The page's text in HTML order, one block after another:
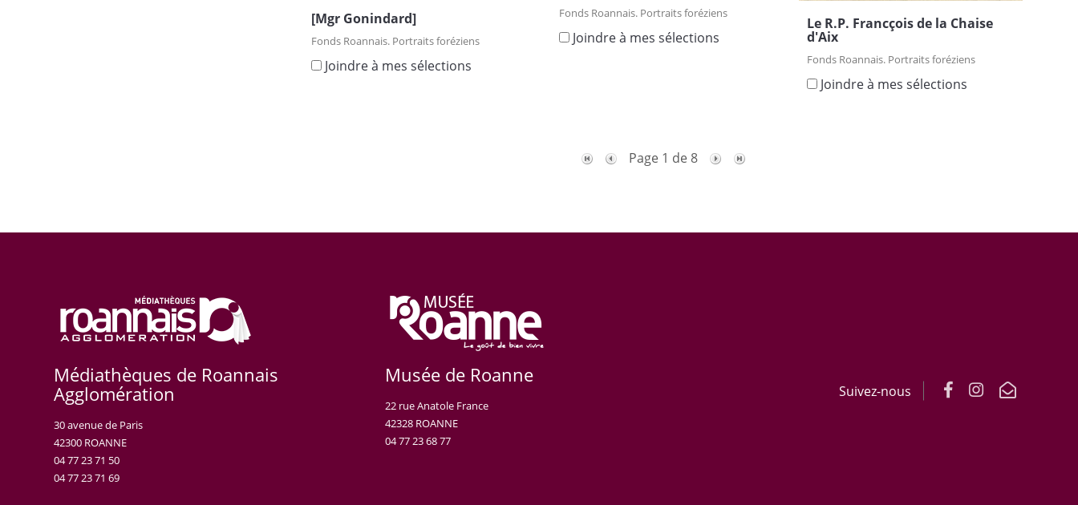
[Mgr Gonindard]
Fonds Roannais. Portraits foréziens
Joindre à mes sélections
Fonds Roannais. Portraits foréziens
Joindre à mes sélections
Le R.P. Francçois de la Chaise
d'Aix
Fonds Roannais. Portraits foréziens
Joindre à mes sélections
Page 1 de 8
Médiathèques de Roannais
Agglomération
30 avenue de Paris
42300 ROANNE
04 77 23 71 50
04 77 23 71 69
Musée de Roanne
22 rue Anatole France
42328 ROANNE
04 77 23 68 77
Suivez-nous